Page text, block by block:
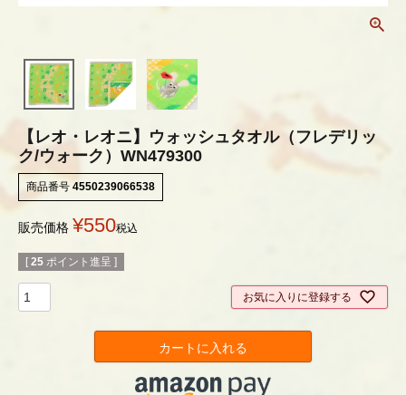
【レオ・レオニ】ウォッシュタオル（フレデリッ
ク/ウォーク）WN479300
商品番号 4550239066538
販売価格 ¥550税込
[ 25 ポイント進呈 ]
お気に入りに登録する
カートに入れる